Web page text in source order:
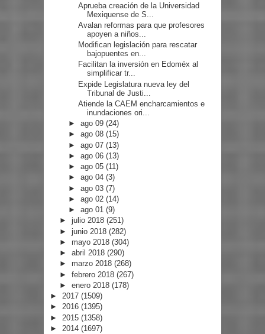
Aprueba creación de la Universidad
Mexiquense de S...
Avalan reformas para que profesores
apoyen a niños...
Modifican legislación para rescatar
bajopuentes en...
Facilitan la inversión en Edoméx al
simplificar tr...
Expide Legislatura nueva ley del
Tribunal de Justi...
Atiende la CAEM encharcamientos e
inundaciones ori...
►ago 09(24)
►ago 08(15)
►ago 07(13)
►ago 06(13)
►ago 05(11)
►ago 04(3)
►ago 03(7)
►ago 02(14)
►ago 01(9)
► julio 2018 (251)
► junio 2018 (282)
► mayo 2018 (304)
► abril 2018 (290)
► marzo 2018 (268)
► febrero 2018 (267)
► enero 2018 (178)
► 2017 (1509)
► 2016 (1395)
► 2015 (1358)
► 2014 (1697)